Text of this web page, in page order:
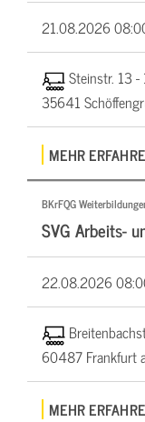
21.08.2026
Steinstr. 13 -
35641
MEHR
BKrFQG
SVG Arbeits-
22.08.2026
60487 Frankfurt
MEHR